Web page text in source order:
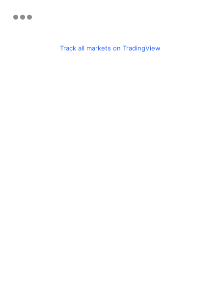
Track all markets on TradingView